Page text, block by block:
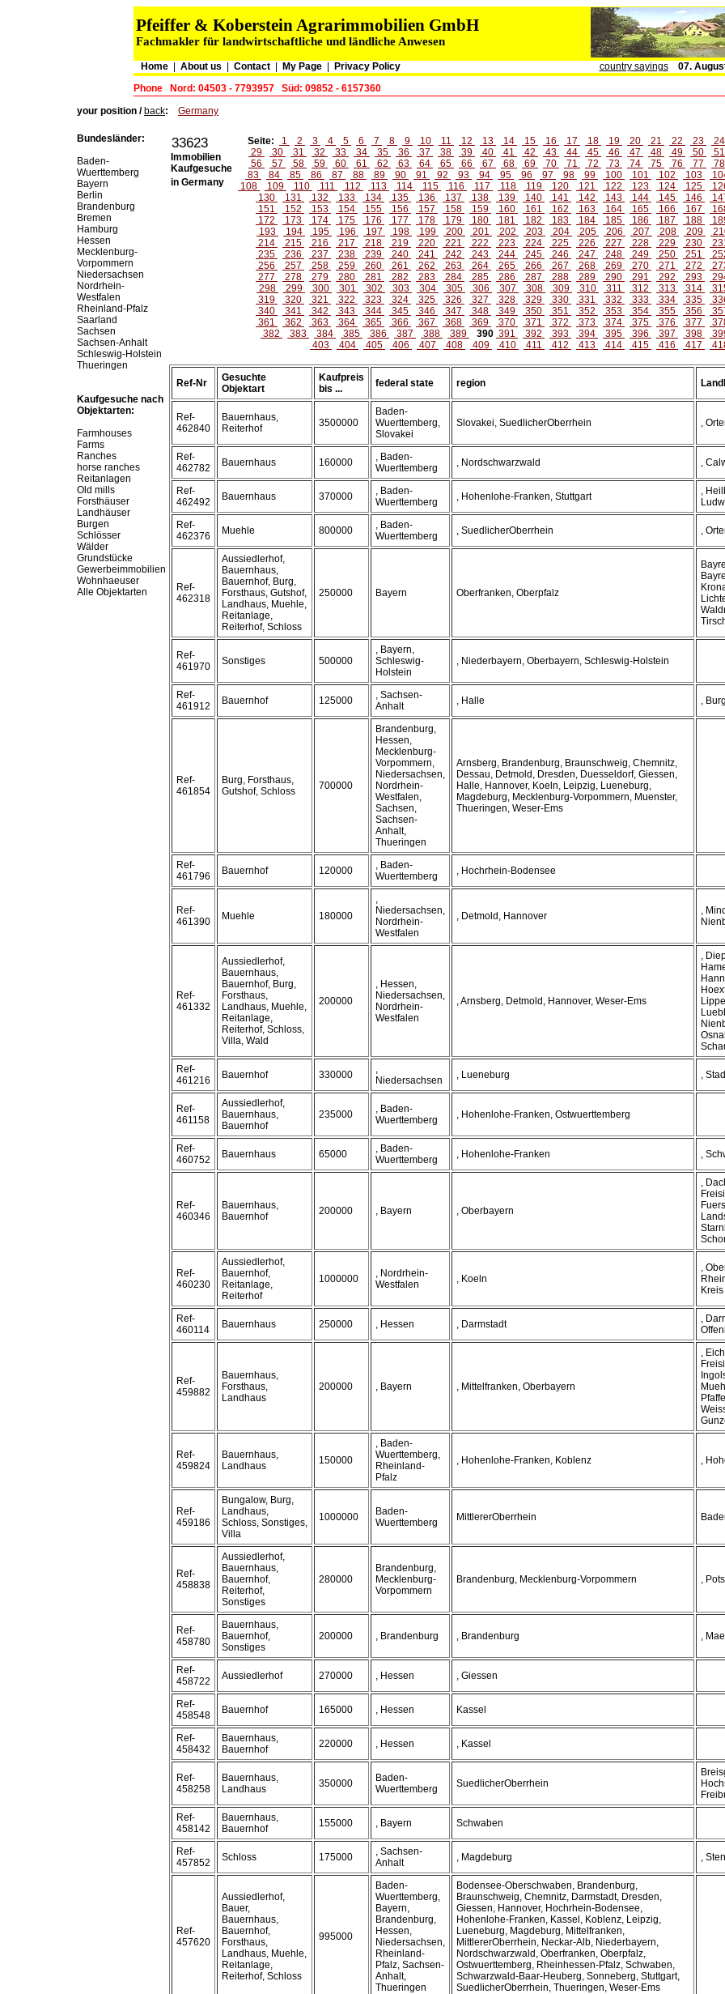
Pfeiffer & Koberstein Agrarimmobilien GmbH
Fachmakler für landwirtschaftliche und ländliche Anwesen
Home| About us Contact| My Page Privacy Policy country sayings
07.
Phone
Nord: 04503 - 7793957 Süd: 09852 - 6157360
your position / back: Germany
Bundesländer:
Baden-
Wuerttemberg
Bayern
Berlin
Brandenburg
Bremen
Hamburg
Hessen
Mecklenburg-
Vorpommern
Niedersachsen
Nordrhein-
Westfalen
Rheinland-Pfalz
Saarland
Sachsen
Sachsen-Anhalt
Schleswig-Holstein
Thueringen
Kaufgesuche nach
Objektarten:
Farmhouses
Farms
Ranches
horse ranches
Reitanlagen
Old mills
Forsthäuser
Landhäuser
Burgen
Schlösser
Wälder
Grundstücke
Gewerbeimmobilien
Wohnhaeuser
Alle Objektarten
33623
Immobilien
Kaufgesuche
in Germany
Seite: 1 2 3 4 5 6 7 8 9 10 11 12 13 14 15 16 17 18 19 20 21 22 23 24
29
30 31 32 33 34 35 36 37 38 39 40 41 42 43 44 45 46 47 48 49 50 51
56
57 58 59 60 61 62 63 64 65 66 67 68 69 70 71 72 73 74 75 76 77 78
83
84 85 86 87 88 89 90 91 92 93 94 95 96 97 98 99 100 101 102 103
108
109 110 111 112 113 114 115 116 117 118 119 120 121 122 123 124 125
130
131 132 133 134 135 136 137 138 139 140 141 142 143 144 145 146
151
152 153 154 155 156 157 158 159 160 161 162 163 164 165 166 167
172
173 174 175 176 177 178 179 180 181 182 183 184 185 186 187 188
193
194 195 196 197 198 199 200 201 202 203 204 205 206 207 208 209
214
215 216 217 218 219 220 221 222 223 224 225 226 227 228 229 230
235
236 237 238 239 240 241 242 243 244 245 246 247 248 249 250 251
256
257 258 259 260 261 262 263 264 265 266 267 268 269 270 271 272
277
278 279 280 281 282 283 284 285 286 287 288 289 290 291 292 293
298
299 300 301 302 303 304 305 306 307 308 309 310 311 312 313 314
319
320 321 322 323 324 325 326 327 328 329 330 331 332 333 334 335
340
341 342 343 344 345 346 347 348 349 350 351 352 353 354 355 356
361
362 363 364 365 366 367 368 369 370 371 372 373 374 375 376 377
382
383 384 385 386 387 388 389 390 391 392 393 394 395 396 397 398
403
404 405 406 407 408 409 410 411 412 413 414 415 416 417
Ref-Nr
Gesuchte
Objektart
Kaufpreis
bis ...
federal state region
Ref-
462840
Bauernhaus,
Reiterhof
3500000
Baden-
Wuerttemberg,
Slovakei
Slovakei, SuedlicherOberrhein ,
Ref-
462782
Bauernhaus 160000
, Baden-
Wuerttemberg
, Nordschwarzwald ,
Ref-
462492
Bauernhaus 370000
, Baden-
Wuerttemberg
, Hohenlohe-Franken, Stuttgart
,
Ref-
462376
Muehle 800000
, Baden-
Wuerttemberg
, SuedlicherOberrhein ,
Ref-
462318
Aussiedlerhof,
Bauernhaus,
Bauernhof, Burg,
Forsthaus, Gutshof,
Landhaus, Muehle,
Reitanlage,
Reiterhof, Schloss
250000 Bayern Oberfranken, Oberpfalz
Ref-
461970
Sonstiges 500000
, Bayern,
Schleswig-
Holstein
, Niederbayern, Oberbayern, Schleswig-Holstein
Ref-
461912
Bauernhof 125000
, Sachsen-
Anhalt
, Halle ,
Ref-
461854
Burg, Forsthaus,
Gutshof, Schloss
700000
Brandenburg,
Hessen,
Mecklenburg-
Vorpommern,
Niedersachsen,
Nordrhein-
Westfalen,
Sachsen,
Sachsen-
Anhalt,
Thueringen
Arnsberg, Brandenburg, Braunschweig, Chemnitz,
Dessau, Detmold, Dresden, Duesseldorf, Giessen,
Halle, Hannover, Koeln, Leipzig, Lueneburg,
Magdeburg, Mecklenburg-Vorpommern, Muenster,
Thueringen, Weser-Ems
Ref-
461796
Bauernhof 120000
, Baden-
Wuerttemberg
, Hochrhein-Bodensee
Ref-
461390
Muehle 180000
,
Niedersachsen,
Nordrhein-
Westfalen
, Detmold, Hannover
,
Ref-
461332
Aussiedlerhof,
Bauernhaus,
Bauernhof, Burg,
Forsthaus,
Landhaus, Muehle,
Reitanlage,
Reiterhof, Schloss,
Villa, Wald
200000
, Hessen,
Niedersachsen,
Nordrhein-
Westfalen
, Arnsberg, Detmold, Hannover, Weser-Ems
,
Ref-
461216
Bauernhof 330000
,
Niedersachsen
, Lueneburg ,
Ref-
461158
Aussiedlerhof,
Bauernhaus,
Bauernhof
235000
, Baden-
Wuerttemberg
, Hohenlohe-Franken, Ostwuerttemberg
Ref-
460752
Bauernhaus 65000
, Baden-
Wuerttemberg
, Hohenlohe-Franken ,
Ref-
460346
Bauernhaus,
Bauernhof
200000 , Bayern , Oberbayern
,
Ref-
460230
Aussiedlerhof,
Bauernhof,
Reitanlage,
Reiterhof
1000000
, Nordrhein-
Westfalen
, Koeln
,
Kreis
Ref-
460114
Bauernhaus 250000 , Hessen , Darmstadt
,
Ref-
459882
Bauernhaus,
Forsthaus,
Landhaus
200000 , Bayern , Mittelfranken, Oberbayern
,
Ref-
459824
Bauernhaus,
Landhaus
150000
, Baden-
Wuerttemberg,
Rheinland-
Pfalz
, Hohenlohe-Franken, Koblenz ,
Ref-
459186
Bungalow, Burg,
Landhaus,
Schloss, Sonstiges,
Villa
1000000
Baden-
Wuerttemberg
MittlererOberrhein
Ref-
458838
Aussiedlerhof,
Bauernhaus,
Bauernhof,
Reiterhof,
Sonstiges
280000
Brandenburg,
Mecklenburg-
Vorpommern
Brandenburg, Mecklenburg-Vorpommern ,
Ref-
458780
Bauernhaus,
Bauernhof,
Sonstiges
200000 , Brandenburg , Brandenburg ,
Ref-
458722
Aussiedlerhof 270000 , Hessen , Giessen
Ref-
458548
Bauernhof 165000 , Hessen Kassel
Ref-
458432
Bauernhaus,
Bauernhof
220000 , Hessen , Kassel
Ref-
458258
Bauernhaus,
Landhaus
350000
Baden-
Wuerttemberg
SuedlicherOberrhein
Ref-
458142
Bauernhaus,
Bauernhof
155000 , Bayern Schwaben
Ref-
457852
Schloss 175000
, Sachsen-
Anhalt
, Magdeburg ,
Ref-
457620
Aussiedlerhof,
Bauer,
Bauernhaus,
Bauernhof,
Forsthaus,
Landhaus, Muehle,
Reitanlage,
Reiterhof, Schloss
995000
Baden-
Wuerttemberg,
Bayern,
Brandenburg,
Hessen,
Niedersachsen,
Rheinland-
Pfalz, Sachsen-
Anhalt,
Thueringen
Bodensee-Oberschwaben, Brandenburg,
Braunschweig, Chemnitz, Darmstadt, Dresden,
Giessen, Hannover, Hochrhein-Bodensee,
Hohenlohe-Franken, Kassel, Koblenz, Leipzig,
Lueneburg, Magdeburg, Mittelfranken,
MittlererOberrhein, Neckar-Alb, Niederbayern,
Nordschwarzwald, Oberfranken, Oberpfalz,
Ostwuerttemberg, Rheinhessen-Pfalz, Schwaben,
Schwarzwald-Baar-Heuberg, Sonneberg, Stuttgart,
SuedlicherOberrhein, Thueringen, Weser-Ems